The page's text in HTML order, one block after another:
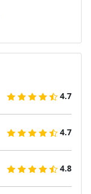
4.7
4.7
4.8